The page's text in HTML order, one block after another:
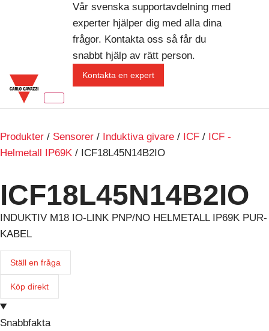
Vår svenska supportavdelning med
experter hjälper dig med alla dina
frågor. Kontakta oss så får du
snabbt hjälp av rätt person.
Kontakta en expert
Produkter / Sensorer / Induktiva givare / ICF / ICF -
Helmetall IP69K / ICF18L45N14B2IO
ICF18L45N14B2IO
INDUKTIV M18 IO-LINK PNP/NO HELMETALL IP69K PUR-
KABEL
Ställ en fråga
Köp direkt
Snabbfakta